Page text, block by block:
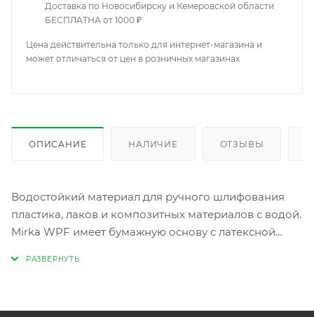
Доставка по Новосибирску и Кемеровской области
БЕСПЛАТНА от 1000 ₽
Цена действительна только для интернет-магазина и
может отличаться от цен в розничных магазинах
ОПИСАНИЕ НАЛИЧИЕ ОТЗЫВЫ
Водостойкий материал для ручного шлифования
пластика, лаков и композитных материалов с водой.
Mirka WPF имеет бумажную основу с латексной